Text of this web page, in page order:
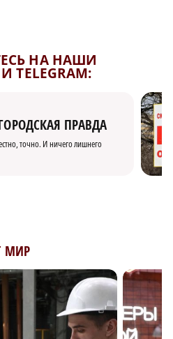
НА НАШИ
TELEGRAM:
ПРАВДА
точно. И ничего лишнего
МИР